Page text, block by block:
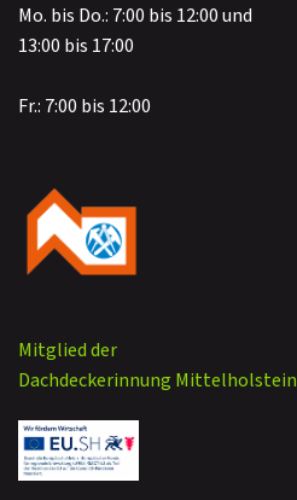
Mo. bis Do.: 7:00 bis 12:00 und
13:00 bis 17:00
Fr.: 7:00 bis 12:00
Mitglied der
Dachdeckerinnung Mittelholstein